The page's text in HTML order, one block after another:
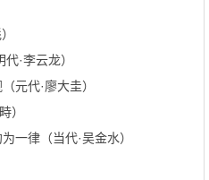
·李云龙）
元代·廖大圭）
）
一律（当代·吴金水）